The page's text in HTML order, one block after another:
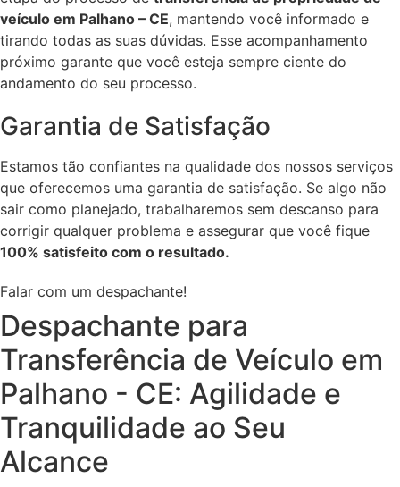
veículo em Palhano – CE, mantendo você informado e
tirando todas as suas dúvidas. Esse acompanhamento
próximo garante que você esteja sempre ciente do
andamento do seu processo.
Garantia de Satisfação
Estamos tão confiantes na qualidade dos nossos serviços
que oferecemos uma garantia de satisfação. Se algo não
sair como planejado, trabalharemos sem descanso para
corrigir qualquer problema e assegurar que você fique
100% satisfeito com o resultado.
Falar com um despachante!
Despachante para
Transferência de Veículo em
Palhano - CE: Agilidade e
Tranquilidade ao Seu
Alcance